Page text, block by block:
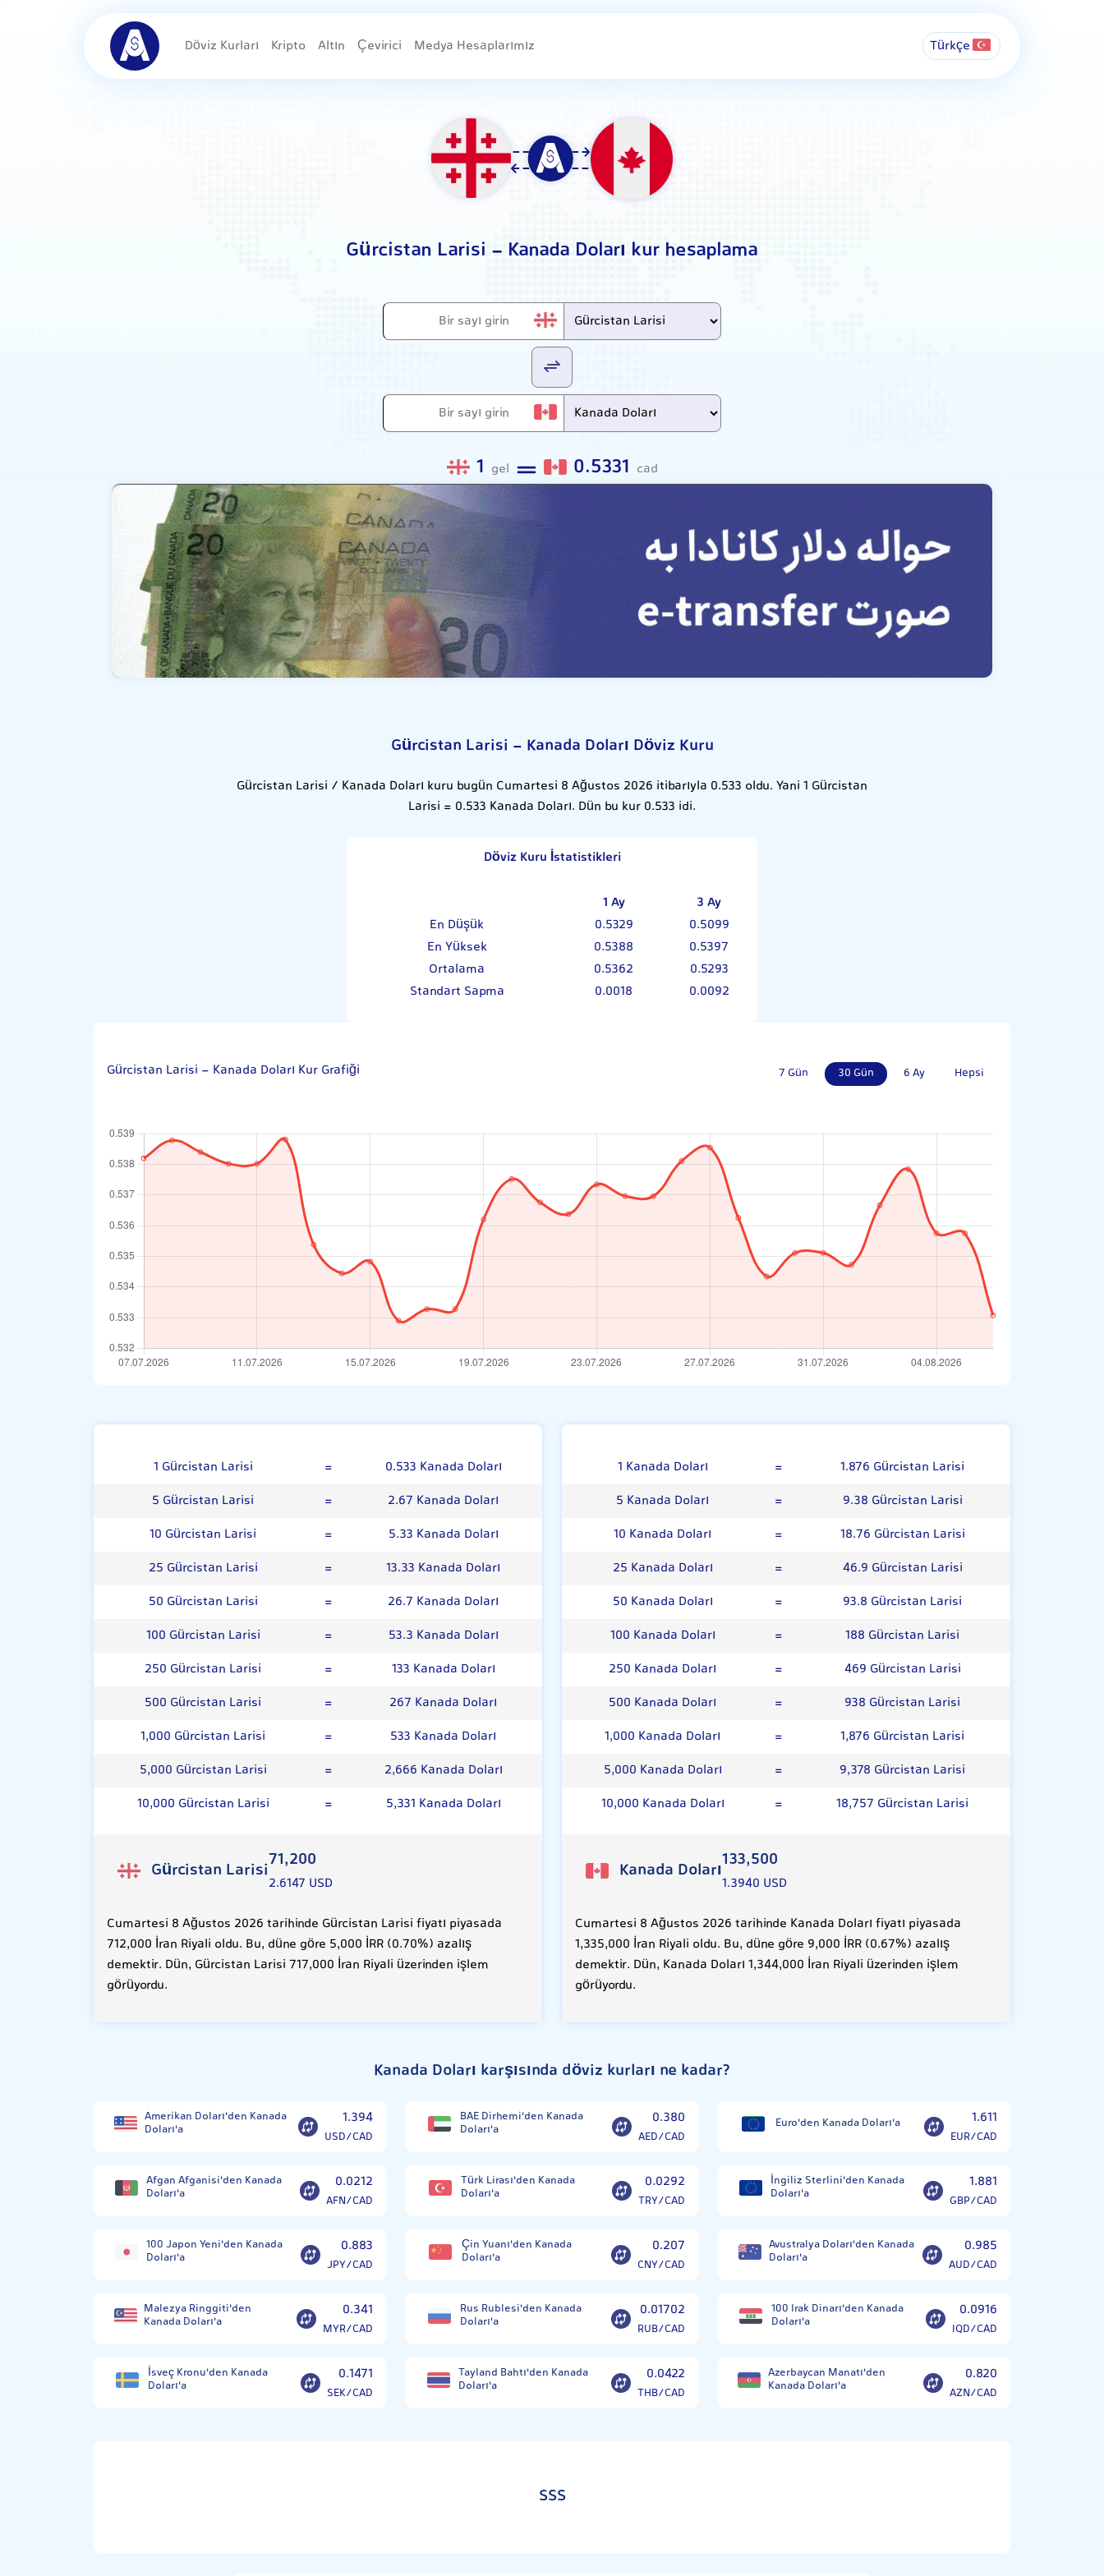
Döviz Kurları Kripto Altın Çevirici Medya Hesaplarımız Türkçe
Gürcistan Larisi - Kanada Doları kur hesaplama
1 gel 0.5331 cad
Gürcistan Larisi - Kanada Doları Döviz Kuru
Gürcistan Larisi / Kanada Doları kuru bugün Cumartesi 8 Ağustos 2026 itibarıyla 0.533 oldu. Yani 1 Gürcistan
Larisi = 0.533 Kanada Doları. Dün bu kur 0.533 idi.
Döviz Kuru İstatistikleri
1 Ay
3 Ay
En Düşük
0.5329
0.5099
En Yüksek
0.5388
0.5397
Ortalama
0.5362
0.5293
Standart Sapma
0.0018 0.0092
Gürcistan Larisi - Kanada Doları Kur Grafiği 7 Gün 30 Gün 6 Ay Hepsi
1 Gürcistan Larisi =
0.533 Kanada Doları
5 Gürcistan Larisi
=
2.67 Kanada Doları
10 Gürcistan Larisi
=
5.33 Kanada Doları
25 Gürcistan Larisi
=
13.33 Kanada Doları
50 Gürcistan Larisi
=
26.7 Kanada Doları
100 Gürcistan Larisi
=
53.3 Kanada Doları
250 Gürcistan Larisi
=
133 Kanada Doları
500 Gürcistan Larisi
=
267 Kanada Doları
1,000 Gürcistan Larisi
=
533 Kanada Doları
5,000 Gürcistan Larisi
=
2,666 Kanada Doları
10,000 Gürcistan Larisi
= 5,331 Kanada Doları
Gürcistan Larisi71,200
2.6147 USD
Cumartesi 8 Ağustos 2026 tarihinde Gürcistan Larisi fiyatı piyasada
712,000 İran Riyali oldu. Bu, düne göre 5,000 İRR (0.70%) azalış
demektir. Dün, Gürcistan Larisi 717,000 İran Riyali üzerinden işlem
görüyordu.
1 Kanada Doları =
1.876 Gürcistan Larisi
5 Kanada Doları
=
9.38 Gürcistan Larisi
10 Kanada Doları
=
18.76 Gürcistan Larisi
25 Kanada Doları
=
46.9 Gürcistan Larisi
50 Kanada Doları
=
93.8 Gürcistan Larisi
100 Kanada Doları
=
188 Gürcistan Larisi
250 Kanada Doları
=
469 Gürcistan Larisi
500 Kanada Doları
=
938 Gürcistan Larisi
1,000 Kanada Doları
=
1,876 Gürcistan Larisi
5,000 Kanada Doları
=
9,378 Gürcistan Larisi
10,000 Kanada Doları
= 18,757 Gürcistan Larisi
Kanada Doları133,500
1.3940 USD
Cumartesi 8 Ağustos 2026 tarihinde Kanada Doları fiyatı piyasada
1,335,000 İran Riyali oldu. Bu, düne göre 9,000 İRR (0.67%) azalış
demektir. Dün, Kanada Doları 1,344,000 İran Riyali üzerinden işlem
görüyordu.
Kanada Doları karşısında döviz kurları ne kadar?
Amerikan Doları'den Kanada
Doları'a
1.394
USD/CAD
BAE Dirhemi'den Kanada
Doları'a
0.380
AED/CAD
Euro'den Kanada Doları'a 1.611
EUR/CAD
Afgan Afganisi'den Kanada
Doları'a
0.0212
AFN/CAD
Türk Lirası'den Kanada
Doları'a
0.0292
TRY/CAD
İngiliz Sterlini'den Kanada
Doları'a
1.881
GBP/CAD
100 Japon Yeni'den Kanada
Doları'a
0.883
JPY/CAD
Çin Yuanı'den Kanada
Doları'a
0.207
CNY/CAD
Avustralya Doları'den Kanada
Doları'a
0.985
AUD/CAD
Malezya Ringgiti'den
Kanada Doları'a
0.341
MYR/CAD
Rus Rublesi'den Kanada
Doları'a
0.01702
RUB/CAD
100 Irak Dinarı'den Kanada
Doları'a
0.0916
IQD/CAD
İsveç Kronu'den Kanada
Doları'a
0.1471
SEK/CAD
Tayland Bahtı'den Kanada
Doları'a
0.0422
THB/CAD
Azerbaycan Manatı'den
Kanada Doları'a
0.820
AZN/CAD
SSS